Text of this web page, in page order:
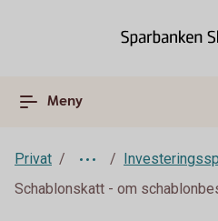
Meny
Privat
Schablonskatt - om